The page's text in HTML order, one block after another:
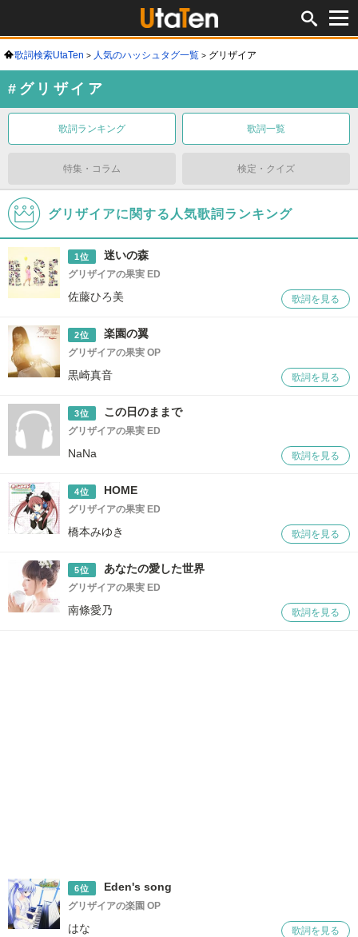
歌詞検索UtaTen 人気のハッシュタグ一覧 グリザイア
#グリザイア
歌詞ランキング 歌詞一覧
特集・コラム 検定・クイズ
グリザイアに関する人気歌詞ランキング
1位 迷いの森
グリザイアの果実 ED
佐藤ひろ美 歌詞を見る
2位 楽園の翼
グリザイアの果実 OP
黒崎真音 歌詞を見る
3位 この日のままで
グリザイアの果実 ED
NaNa 歌詞を見る
4位 HOME
グリザイアの果実 ED
橋本みゆき 歌詞を見る
5位 あなたの愛した世界
グリザイアの果実 ED
南條愛乃 歌詞を見る
6位 Eden's song
グリザイアの楽園 OP
はな 歌詞を見る